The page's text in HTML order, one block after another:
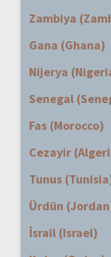
Zambiya
Gana (Ghana)
Nijerya
Senegal
Fas (Morocco)
Cezayir
Tunus
Ürdün
İsrail (Israel)